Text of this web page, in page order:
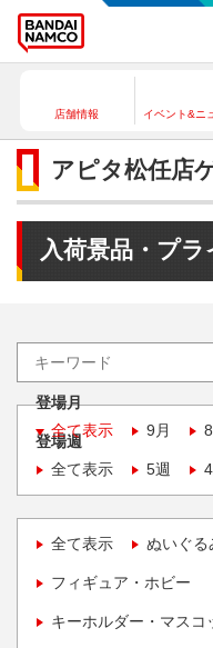
店舗情報 イベント&ニ
アピタ松任店
入荷景品・プラ
登場月
全て表示
9月
登場週
全て表示
5週
全て表示 ぬいぐる
フィギュア・ホビー
キーホルダー・マスコ